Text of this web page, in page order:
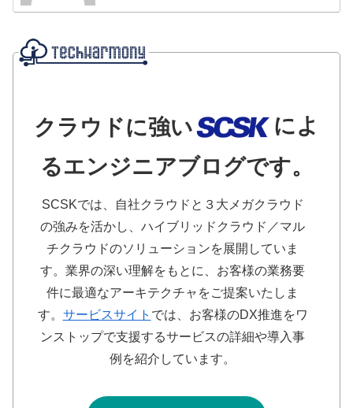
クラウドに強い
によ
るエンジニアブログです。
SCSKでは、自社クラウドと３大メガクラウド
の強みを活かし、ハイブリッドクラウド／マル
チクラウドのソリューションを展開していま
す。業界の深い理解をもとに、お客様の業務要
件に最適なアーキテクチャをご提案いたしま
す。 サービスサイト では、お客様のDX推進をワ
ンストップで支援するサービスの詳細や導入事
例を紹介しています。